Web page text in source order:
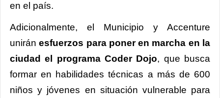
en el país.
Adicionalmente, el Municipio y Accenture
uniránesfuerzos para poner en marcha en la
ciudad el programa Coder Dojo, que busca
formar en habilidades técnicas a más de 600
niños y jóvenes en situación vulnerable para